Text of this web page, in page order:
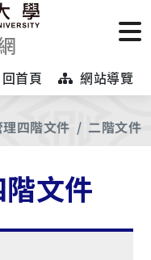
回首頁 網站導覽
四階文件 二階文件
文件